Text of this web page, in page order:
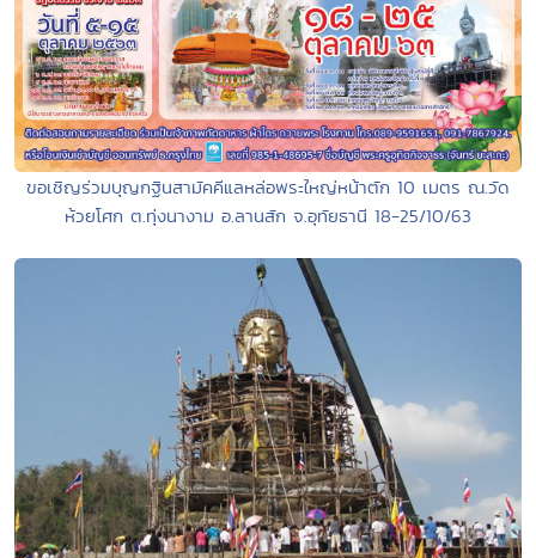
ขอเชิญร่วมบุญกฐินสามัคคีแลหล่อพระใหญ่หน้าตัก 10 เมตร ณ.วัด
ห้วยโศก ต.ทุ่งนางาม อ.ลานสัก จ.อุทัยธานี 18-25/10/63